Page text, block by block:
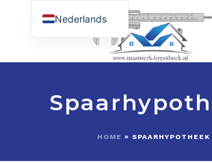
HOME » SPAARHYPOTHEEK
Nederlands
English (UK)